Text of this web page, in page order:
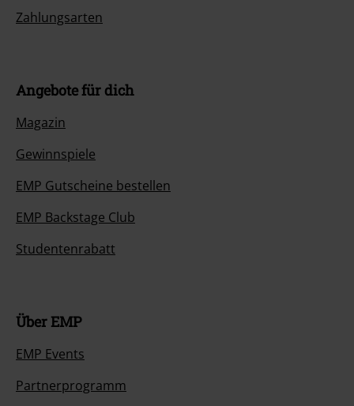
Zahlungsarten
Angebote für dich
Magazin
Gewinnspiele
EMP Gutscheine bestellen
EMP Backstage Club
Studentenrabatt
Über EMP
EMP Events
Partnerprogramm